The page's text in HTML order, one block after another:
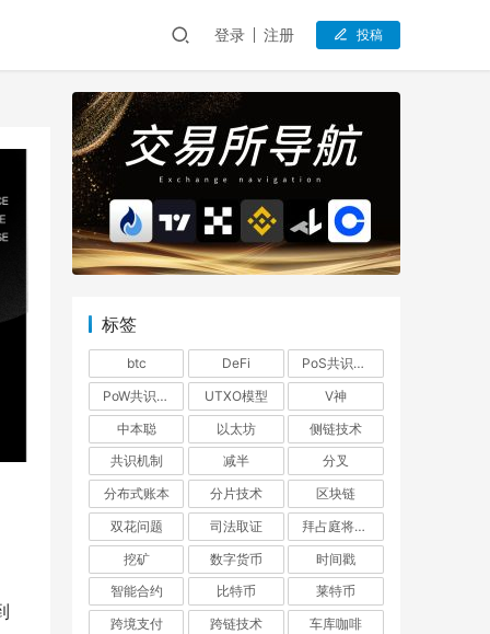
登录 注册 投稿
标签
btc DeFi
PoS共识机制
PoW共识机制
UTXO模型
V神
中本聪
以太坊
侧链技术
共识机制
减半
分叉
分布式账本
分片技术
区块链
双花问题
司法取证
拜占庭将军问题
挖矿
数字货币
时间戳
智能合约
比特币
莱特币
跨境支付
跨链技术
车库咖啡